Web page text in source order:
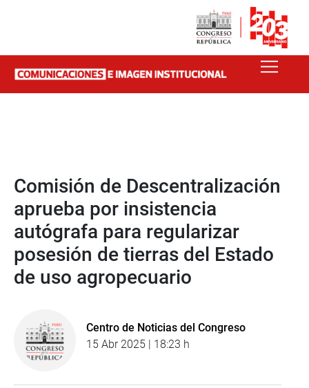
Comisión de Descentralización
aprueba por insistencia
autógrafa para regularizar
posesión de tierras del Estado
de uso agropecuario
Centro de Noticias del Congreso
15 Abr 2025 | 18:23 h